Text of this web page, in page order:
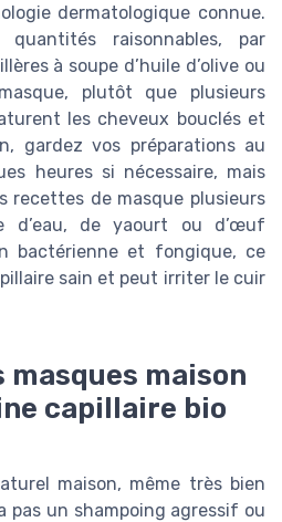
dermatologique connue.
raisonnables, par
à soupe d’huile d’olive ou
plutôt que plusieurs
les cheveux bouclés et
gardez vos préparations au
heures si nécessaire, mais
recettes de masque plusieurs
d’eau, de yaourt ou d’œuf
bactérienne et fongique, ce
sain et peut irriter le cuir
masques maison
capillaire bio
maison, même très bien
pas un shampoing agressif ou